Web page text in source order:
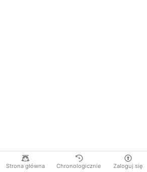
Strona główna Chronologicznie Zaloguj się